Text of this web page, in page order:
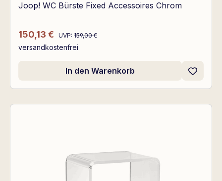
Joop! WC Bürste Fixed Accessoires Chrom
Verkaufspreis:
150,13 € Regulärer Preis:
UVP: 159,00 €
versandkostenfrei
In den Warenkorb